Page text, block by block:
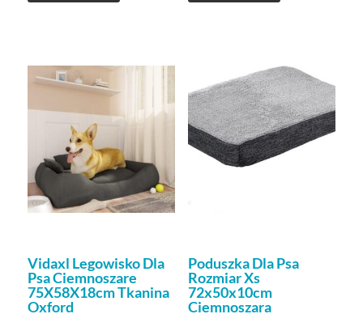
Vidaxl Legowisko Dla
Psa Ciemnoszare
75X58X18cm Tkanina
Oxford
Poduszka Dla Psa
Rozmiar Xs
72x50x10cm
Ciemnoszara